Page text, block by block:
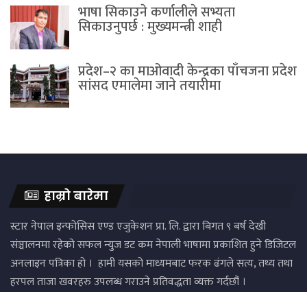
भाषा सिकाउने कर्णालीले सभ्यता
सिकाउनुपर्छ : मुख्यमन्त्री शाही
प्रदेश–२ का माओवादी केन्द्रका पाँचजना प्रदेश
सांसद एमालेमा जाने तयारीमा
हाम्रो बारेमा
स्टार नेपाल इन्फोसिस एण्ड एजुकेशन प्रा. लि. द्वारा बिगत ९ बर्ष देखी
संञ्चालनमा रहेको सफल न्युज डट कम नेपाली भाषामा प्रकाशित हुने डिजिटल
अनलाइन पत्रिका हो । हामी यसको माध्यमबाट फरक ढंगले सत्य, तथ्य तथा
हरपल ताजा खवरहरु उपलब्ध गराउने प्रतिवद्धता व्यक्त गर्दछौं ।